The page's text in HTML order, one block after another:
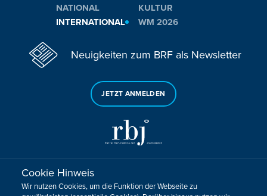
NATIONAL
INTERNATIONAL
KULTUR
WM 2026
Neuigkeiten zum BRF als Newsletter
JETZT ANMELDEN
Sie haben noch Fragen oder Anmerkungen?
KONTAKTIEREN SIE UNS!
Cookie Hinweis
Wir nutzen Cookies, um die Funktion der Webseite zu